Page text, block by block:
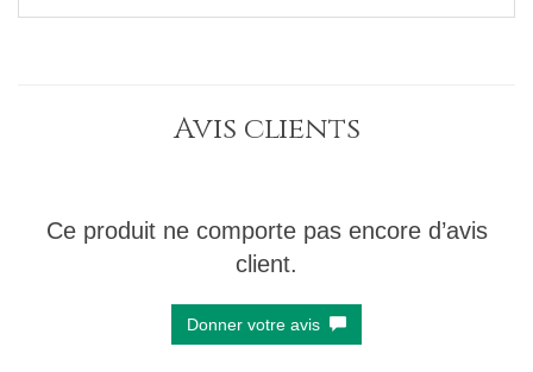
Avis clients
Ce produit ne comporte pas encore d’avis
client.
Donner votre avis